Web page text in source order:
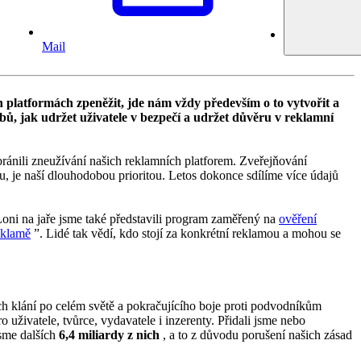
Mail
zpeněžit, jde nám vždy především o to vytvořit a
jak udržet uživatele v bezpečí a udržet důvěru v reklamní
zneužívání našich reklamních platforem. Zveřejňování
je naší dlouhodobou prioritou. Letos dokonce sdílíme více údajů
na jaře jsme také představili program zaměřený na ověření
”. Lidé tak vědí, kdo stojí za konkrétní reklamou a mohou se
klání po celém světě a pokračujícího boje proti podvodníkům
uživatele, tvůrce, vydavatele i inzerenty. Přidali jsme nebo
dalších 6,4 miliardy z nich , a to z důvodu porušení našich zásad